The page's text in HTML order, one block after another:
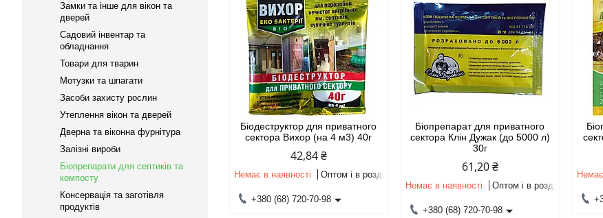
Біодеструктор для приватного
сектора Вихор (на 4 м3) 40г
42,84 ₴
Немає в наявності Оптом і в роздріб
+380 (68) 720-70-98
Біопрепарат для приватного
сектора Клін Дужак (до 5000 л)
30г
61,20 ₴
Немає в наявності Оптом і в роздріб
+380 (68) 720-70-98
Замки та iнше для вікон та
дверей
Садовий інвентар та
обладнання
Товари для тварин
Мотузки та шпагати
Засоби захисту рослин
Утеплення вікон та дверей
Дверна та віконна фурнітура
Залізні вироби
Біопрепарати для септиків та
компосту
Консервація та заготівля
продуктів